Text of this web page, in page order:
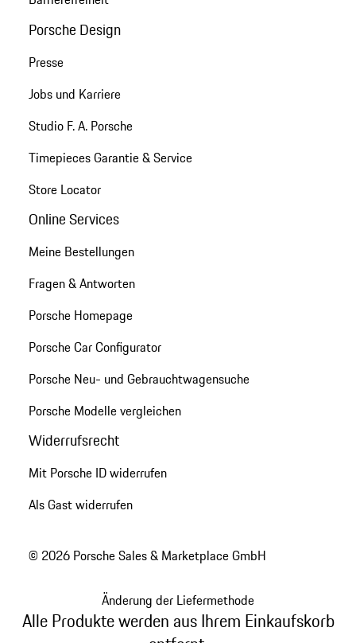
Porsche Design
Presse
Jobs und Karriere
Studio F. A. Porsche
Timepieces Garantie & Service
Store Locator
Online Services
Meine Bestellungen
Fragen & Antworten
Porsche Homepage
Porsche Car Configurator
Porsche Neu- und Gebrauchtwagensuche
Porsche Modelle vergleichen
Widerrufsrecht
Mit Porsche ID widerrufen
Als Gast widerrufen
© 2026 Porsche Sales & Marketplace GmbH
Änderung der Liefermethode
Alle Produkte werden aus Ihrem Einkaufskorb